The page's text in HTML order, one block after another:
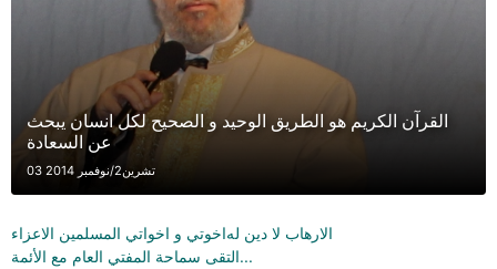
القرآن الكريم هو الطريق الوحيد و الصحيح لكل انسان يبحث
عن السعادة
03 تشرين2/نوفمبر 2014
اخوتي و اخواتي المسلمين الاعزاءالارهاب لا دين له
التقى سماحة المفتي العام مع الأئمة...